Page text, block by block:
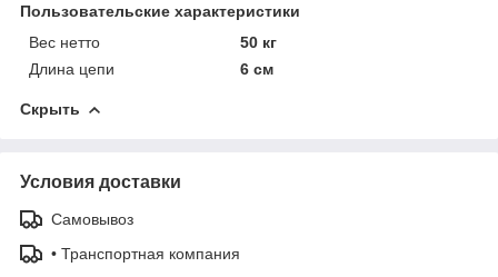
Пользовательские характеристики
Вес нетто
50 кг
Длина цепи
6 см
Скрыть
Условия доставки
Самовывоз
• Транспортная компания